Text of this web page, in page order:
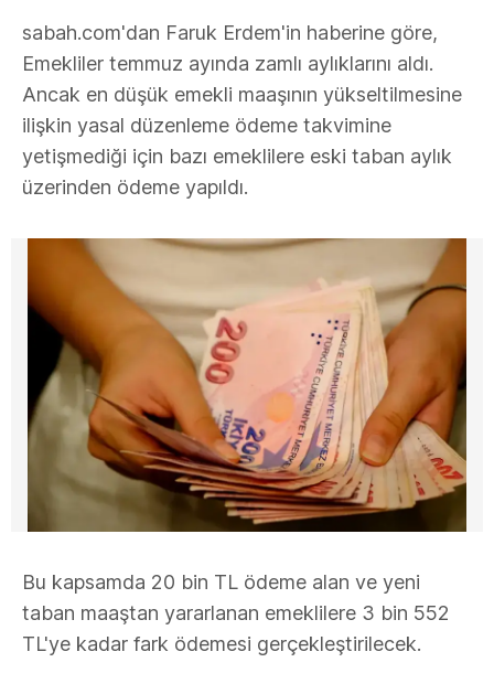
sabah.com'dan Faruk Erdem'in haberine göre,
Emekliler temmuz ayında zamlı aylıklarını aldı.
Ancak en düşük emekli maaşının yükseltilmesine
ilişkin yasal düzenleme ödeme takvimine
yetişmediği için bazı emeklilere eski taban aylık
üzerinden ödeme yapıldı.
Bu kapsamda 20 bin TL ödeme alan ve yeni
taban maaştan yararlanan emeklilere 3 bin 552
TL'ye kadar fark ödemesi gerçekleştirilecek.